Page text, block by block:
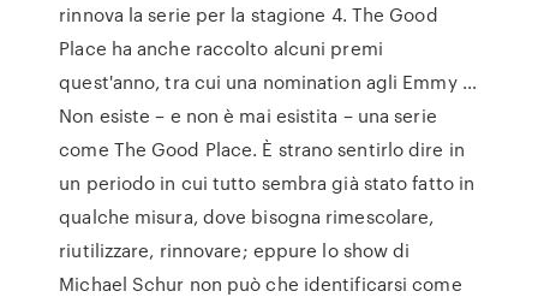
rinnova la serie per la stagione 4. The Good
Place ha anche raccolto alcuni premi
quest'anno, tra cui una nomination agli Emmy …
Non esiste – e non è mai esistita – una serie
come The Good Place. È strano sentirlo dire in
un periodo in cui tutto sembra già stato fatto in
qualche misura, dove bisogna rimescolare,
riutilizzare, rinnovare; eppure lo show di
Michael Schur non può che identificarsi come